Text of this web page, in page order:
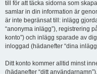
till för att täcka sidorna som
samlar in din information är
är inte begränsat till: inlägg
“anonyma inlägg”), registrering
konto”) och inlägg sparade av
inloggad (hädanefter “dina
Ditt konto kommer alltid minst
(hädanefter “ditt